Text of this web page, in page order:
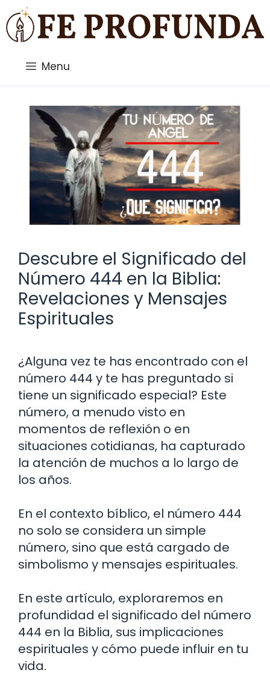
Saltar
al
contenido
Menu
Descubre el Significado del
Número 444 en la Biblia:
Revelaciones y Mensajes
Espirituales
¿Alguna vez te has encontrado con el
número 444 y te has preguntado si
tiene un significado especial? Este
número, a menudo visto en
momentos de reflexión o en
situaciones cotidianas, ha capturado
la atención de muchos a lo largo de
los años.
En el contexto bíblico, el número 444
no solo se considera un simple
número, sino que está cargado de
simbolismo y mensajes espirituales.
En este artículo, exploraremos en
profundidad el significado del número
444 en la Biblia, sus implicaciones
espirituales y cómo puede influir en tu
vida.